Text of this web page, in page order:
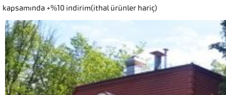
kapsamında +%10 indirim(ithal ürünler hariç)